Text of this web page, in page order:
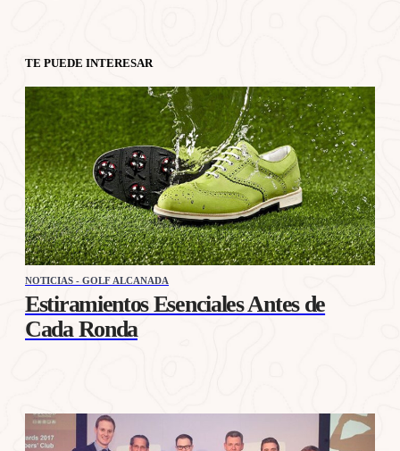
TE PUEDE INTERESAR
NOTICIAS - GOLF ALCANADA
Estiramientos Esenciales Antes de
Cada Ronda